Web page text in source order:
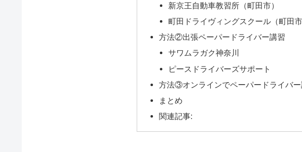
新京王自動車教習所（町田市）
町田ドライヴィングスクール（町田市
方法②出張ペーパードライバー講習
サワムラガク神奈川
ピースドライバーズサポート
方法③オンラインでペーパードライバー
まとめ
関連記事: